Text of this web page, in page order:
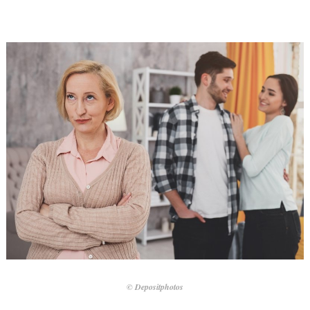
© Depositphotos